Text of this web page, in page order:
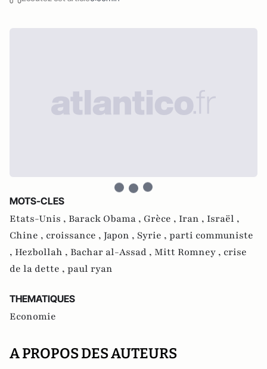
MOTS-CLES
Etats-Unis , Barack Obama , Grèce , Iran , Israël ,
Chine , croissance , Japon , Syrie , parti communiste
, Hezbollah , Bachar al-Assad , Mitt Romney , crise
de la dette , paul ryan
THEMATIQUES
Economie
A PROPOS DES AUTEURS